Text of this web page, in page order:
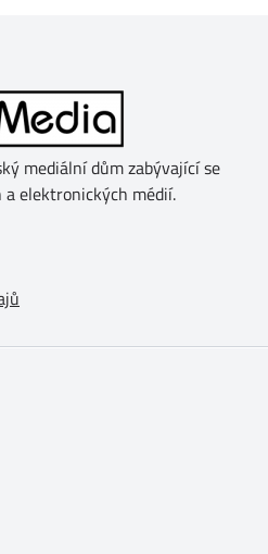
mediální dům zabývající se
elektronických médií.